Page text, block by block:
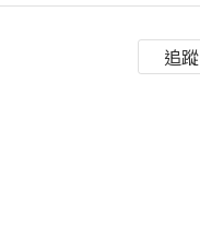
追蹤